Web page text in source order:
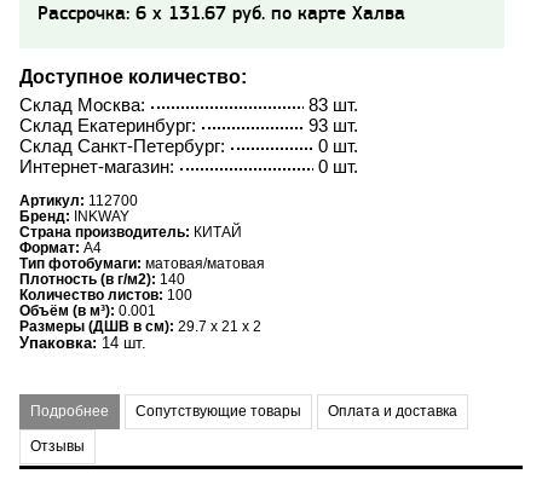
Рассрочка: 6 x 131.67 руб. по карте Халва
Доступное количество:
83 шт.
Склад Москва:
93 шт.
Склад Екатеринбург:
0 шт.
Склад Санкт-Петербург:
0 шт.
Интернет-магазин:
Артикул: 112700
Бренд: INKWAY
Страна производитель: КИТАЙ
Формат: A4
Тип фотобумаги: матовая/матовая
Плотность (в г/м2): 140
Количество листов: 100
Объём (в м³): 0.001
Размеры (ДШВ в см): 29.7 x 21 x 2
Упаковка: 14 шт.
Подробнее Сопутствующие товары Оплата и доставка
Отзывы